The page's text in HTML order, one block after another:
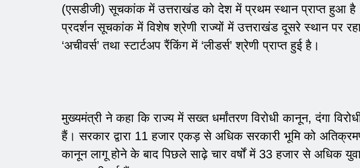
(एसडीजी) सूचकांक में उत्तराखंड को देश में प्रथम स्थान प्राप्त हुआ है।
प्रदर्शन सूचकांक में विशेष श्रेणी राज्यों में उत्तराखंड दूसरे स्थान पर
‘अचीवर्स’ तथा स्टार्टअप रैंकिंग में ‘लीडर्स’ श्रेणी प्राप्त हुई है।
मुख्यमंत्री ने कहा कि राज्य में सख्त धर्मांतरण विरोधी कानून, दंगा
हैं। सरकार द्वारा 11 हजार एकड़ से अधिक सरकारी भूमि को
कानून लागू होने के बाद पिछले साढ़े चार वर्षों में 33 हजार से अधिक